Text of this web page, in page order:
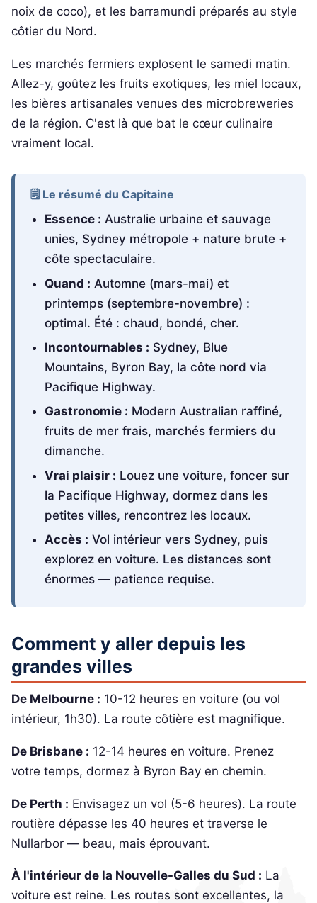
noix de coco), et les barramundi préparés au style
côtier du Nord.
Les marchés fermiers explosent le samedi matin.
Allez-y, goûtez les fruits exotiques, les miel locaux,
les bières artisanales venues des microbreweries
de la région. C'est là que bat le cœur culinaire
vraiment local.
🗒️ Le résumé du Capitaine
Essence : Australie urbaine et sauvage
unies, Sydney métropole + nature brute +
côte spectaculaire.
Quand : Automne (mars-mai) et
printemps (septembre-novembre) :
optimal. Été : chaud, bondé, cher.
Incontournables : Sydney, Blue
Mountains, Byron Bay, la côte nord via
Pacifique Highway.
Gastronomie : Modern Australian raffiné,
fruits de mer frais, marchés fermiers du
dimanche.
Vrai plaisir : Louez une voiture, foncer sur
la Pacifique Highway, dormez dans les
petites villes, rencontrez les locaux.
Accès : Vol intérieur vers Sydney, puis
explorez en voiture. Les distances sont
énormes — patience requise.
Comment y aller depuis les
grandes villes
De Melbourne : 10-12 heures en voiture (ou vol
intérieur, 1h30). La route côtière est magnifique.
De Brisbane : 12-14 heures en voiture. Prenez
votre temps, dormez à Byron Bay en chemin.
De Perth : Envisagez un vol (5-6 heures). La route
routière dépasse les 40 heures et traverse le
Nullarbor — beau, mais éprouvant.
À l'intérieur de la Nouvelle-Galles du Sud : La
voiture est reine. Les routes sont excellentes, la